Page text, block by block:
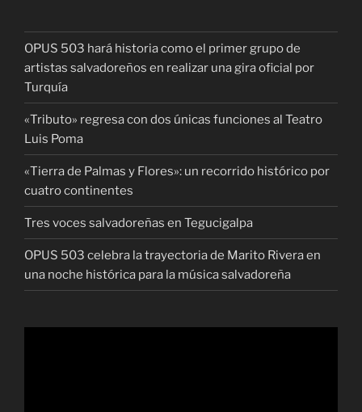
OPUS 503 hará historia como el primer grupo de
artistas salvadoreños en realizar una gira oficial por
Turquía
«Tributo» regresa con dos únicas funciones al Teatro
Luis Poma
«Tierra de Palmas y Flores»: un recorrido histórico por
cuatro continentes
Tres voces salvadoreñas en Tegucigalpa
OPUS 503 celebra la trayectoria de Marito Rivera en
una noche histórica para la música salvadoreña